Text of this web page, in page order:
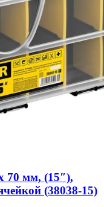
70 мм, (15″),
(38038-15)